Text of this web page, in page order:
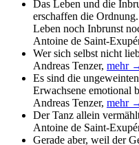
Das Leben und die
erschaffen die
Leben noch Inbrunst
Antoine de Saint-
Wer sich selbst nicht
Andreas Tenzer, mehr
Es sind die
Erwachsene emotional
Andreas Tenzer, mehr
Der Tanz allein
Antoine de Saint-
Gerade aber, weil der